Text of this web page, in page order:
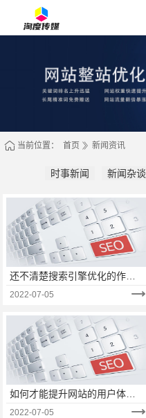
当前位置： 首页 新闻资讯
时事新闻 新闻杂谈
还不清楚搜索引擎优化的作
用？快点进来仔细看看！
2022-07-05
如何才能提升网站的用户体验
呢？
2022-07-05